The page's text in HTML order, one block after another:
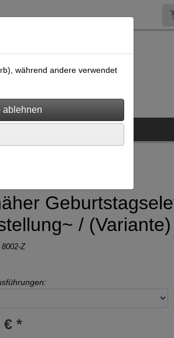
/
8002-Z
€ *
während andere verwendet